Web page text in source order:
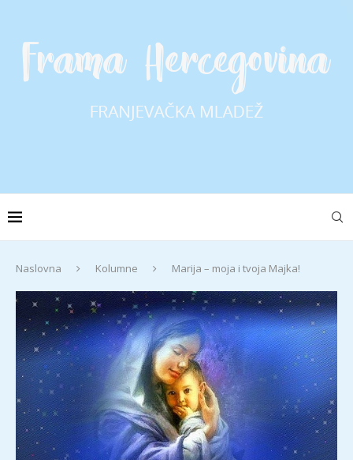
Naslovna Kolumne Marija – moja i tvoja Majka!